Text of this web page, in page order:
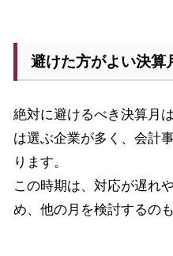
避けた方がよい決算
絶対に避けるべき決算月
は選ぶ企業が多く、会計
ります。
この時期は、対応が遅れ
め、他の月を検討するの